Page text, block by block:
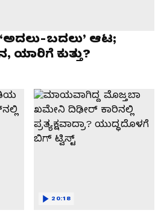
ಬದಲು’ ಆಟ;
ಯಾರಿಗೆ ಕುತ್ತು?
20:18